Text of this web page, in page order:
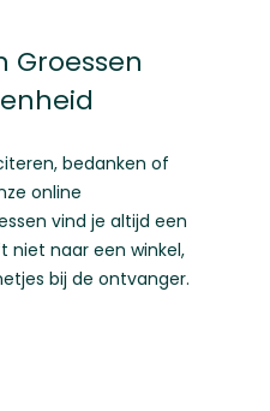
Groessen
bedanken of
online
vind je altijd een
niet naar een winkel,
bij de ontvanger.